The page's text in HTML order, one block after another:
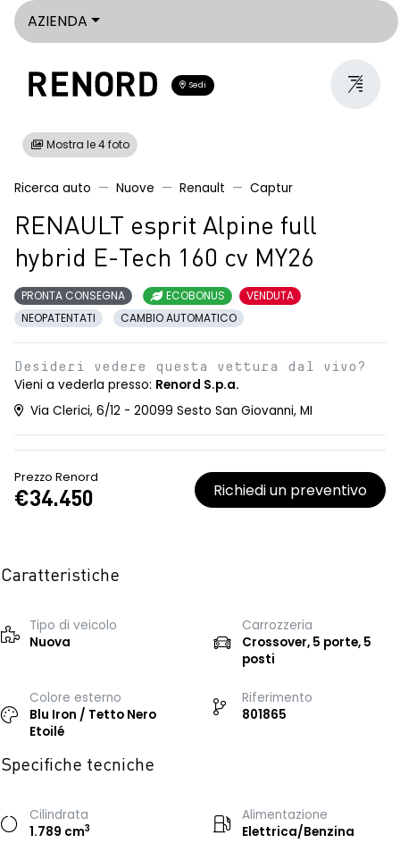
AZIENDA
Sedi
Mostra le 4 foto
Ricerca auto Nuove Renault Captur
RENAULT esprit Alpine full
hybrid E-Tech 160 cv MY26
PRONTA CONSEGNA ECOBONUS
VENDUTA
NEOPATENTATI
CAMBIO AUTOMATICO
Desideri vedere questa vettura dal vivo?
Vieni a vederla presso: Renord S.p.a.
Via Clerici, 6/12 - 20099 Sesto San Giovanni, MI
Prezzo Renord
€34.450 Richiedi un preventivo
Caratteristiche
Tipo di veicolo
Nuova
Carrozzeria
Crossover, 5 porte, 5
posti
Colore esterno
Blu Iron / Tetto Nero
Etoilé
Riferimento
801865
Specifiche tecniche
Cilindrata
1.789 cm3
Alimentazione
Elettrica/Benzina